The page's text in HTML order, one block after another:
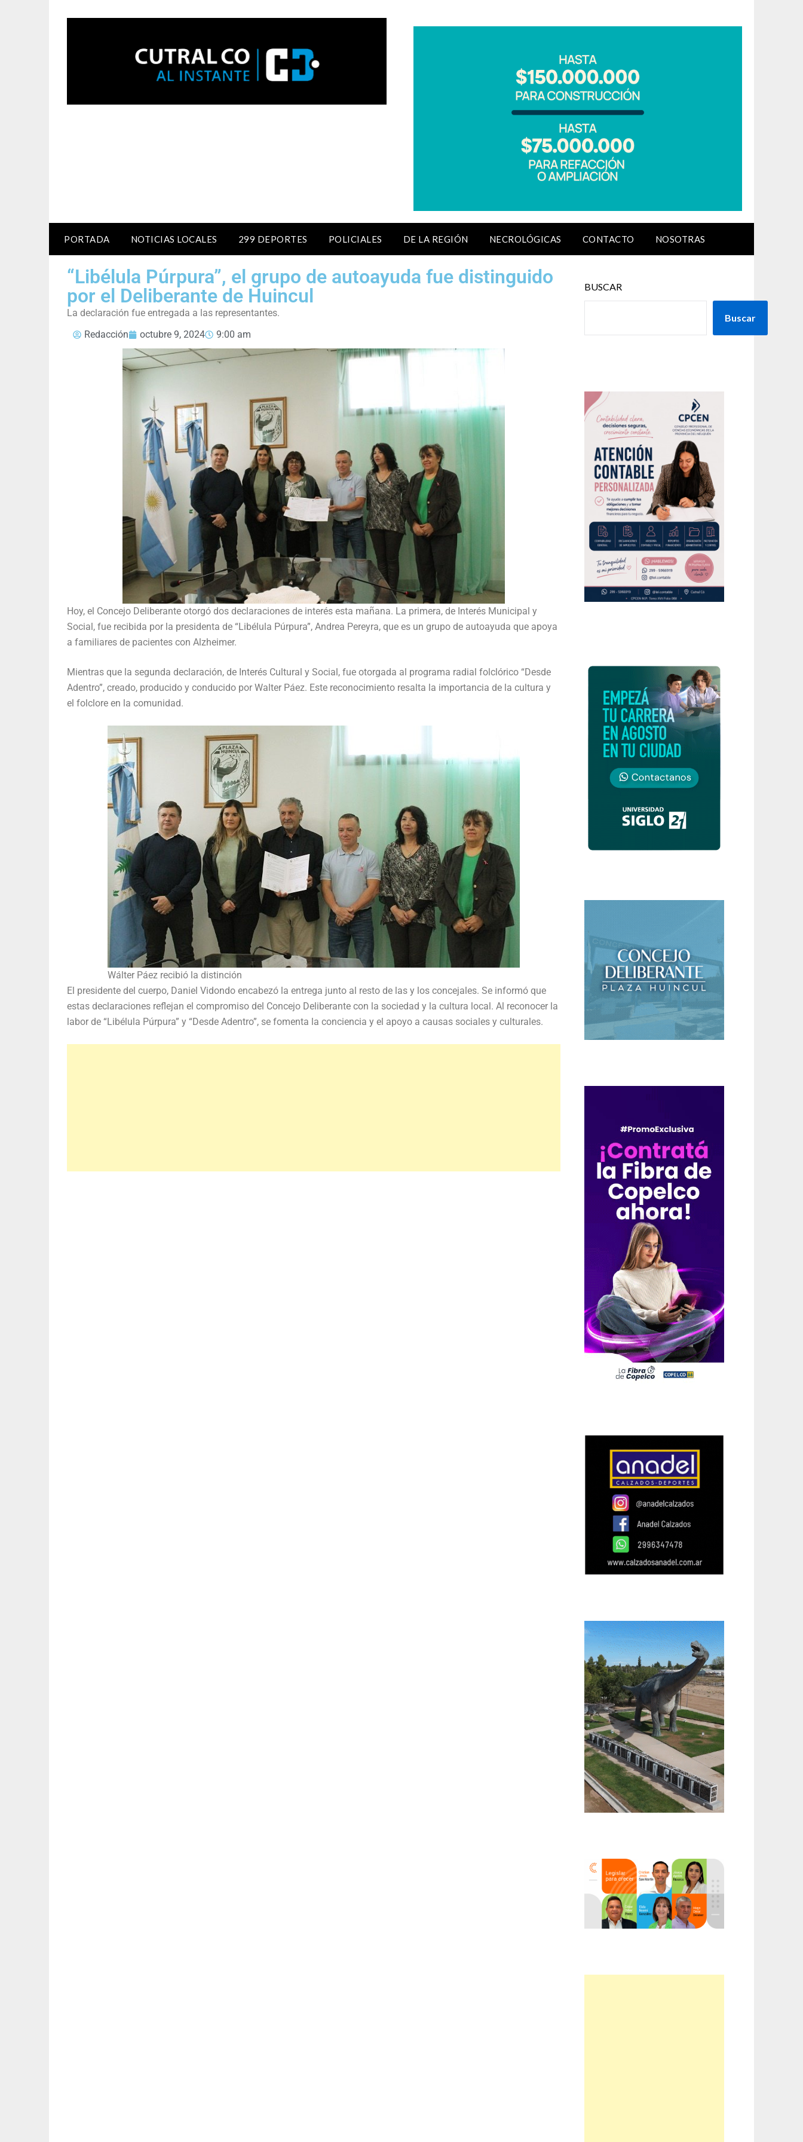
PORTADA NOTICIAS LOCALES 299 DEPORTES POLICIALES DE LA REGIÓN NECROLÓGICAS CONTACTO NOSOTRAS
“Libélula Púrpura”, el grupo de autoayuda fue distinguido
por el Deliberante de Huincul
La declaración fue entregada a las representantes.
Redacción
octubre 9, 2024 9:00 am
Hoy, el Concejo Deliberante otorgó dos declaraciones de interés esta mañana. La primera, de Interés Municipal y
Social, fue recibida por la presidenta de “Libélula Púrpura”, Andrea Pereyra, que es un grupo de autoayuda que apoya
a familiares de pacientes con Alzheimer.
Mientras que la segunda declaración, de Interés Cultural y Social, fue otorgada al programa radial folclórico “Desde
Adentro”, creado, producido y conducido por Walter Páez. Este reconocimiento resalta la importancia de la cultura y
el folclore en la comunidad.
Wálter Páez recibió la distinción
El presidente del cuerpo, Daniel Vidondo encabezó la entrega junto al resto de las y los concejales. Se informó que
estas declaraciones reflejan el compromiso del Concejo Deliberante con la sociedad y la cultura local. Al reconocer la
labor de “Libélula Púrpura” y “Desde Adentro”, se fomenta la conciencia y el apoyo a causas sociales y culturales.
BUSCAR
Buscar